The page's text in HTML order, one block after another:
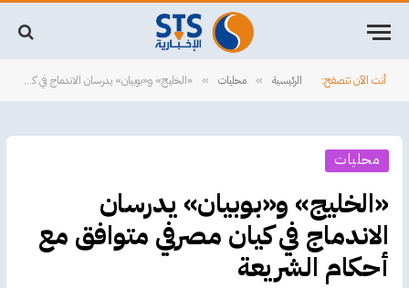
أنت الآن تتصفح: الرئيسية » محليات » ‏«الخليج» و«بوبيان» يدرسان الاندماج في كيان مصرفي متوافق مع أحكام الشريعة
محليات
‏«الخليج» و«بوبيان» يدرسان
الاندماج في كيان مصرفي متوافق مع
أحكام الشريعة